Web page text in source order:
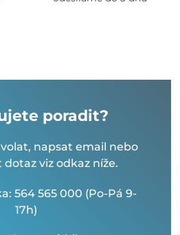
poradit?
napsat email nebo
viz odkaz níže.
564 565 000 (Po-Pá 9-
17h)